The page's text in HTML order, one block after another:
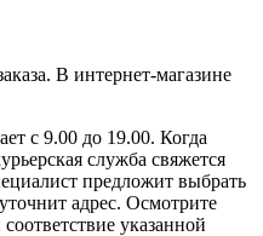
В интернет-магазине
с 9.00 до 19.00. Когда
служба свяжется
предложит выбрать
адрес. Осмотрите
указанной